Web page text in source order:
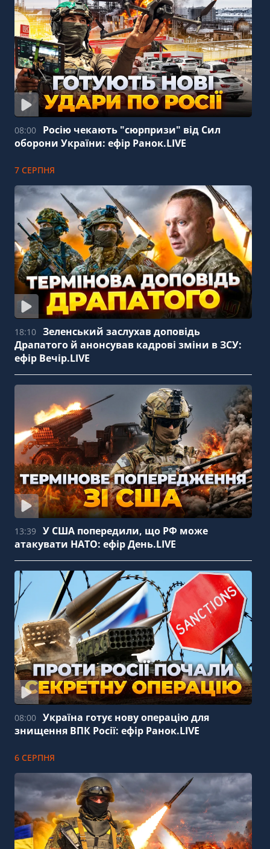
08:00
Росію чекають "сюрпризи" від Сил
оборони України: ефір Ранок.LIVE
7 СЕРПНЯ
18:10 Зеленський заслухав доповідь
Драпатого й анонсував кадрові зміни в ЗСУ:
ефір Вечір.LIVE
13:39 У США попередили, що РФ може
атакувати НАТО: ефір День.LIVE
08:00 Україна готує нову операцію для
знищення ВПК Росії: ефір Ранок.LIVE
6 СЕРПНЯ